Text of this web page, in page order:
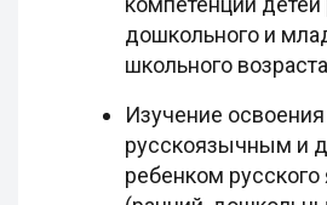
дошкольного и
школьного
Изучение освоения
русскоязычным и
ребенком русского